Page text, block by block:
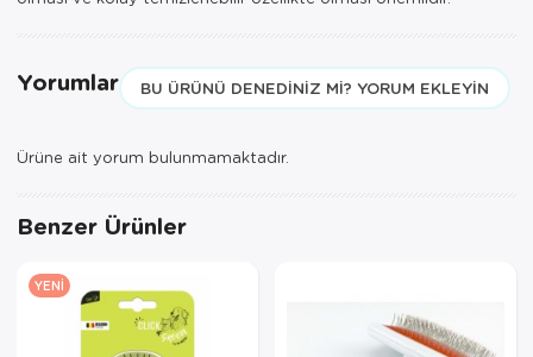
Yorumlar BU ÜRÜNÜ DENEDINIZ MI? YORUM EKLEYIN
Ürüne ait yorum bulunmamaktadır.
Benzer Ürünler
YENI